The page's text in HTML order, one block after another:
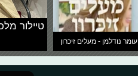
עומר נודלמן - מעלים זיכרון
טיילור